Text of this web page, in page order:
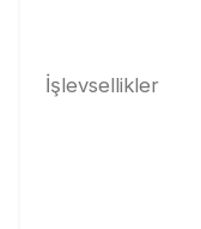
İşlevsellikler